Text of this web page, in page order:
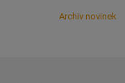
Archiv novinek